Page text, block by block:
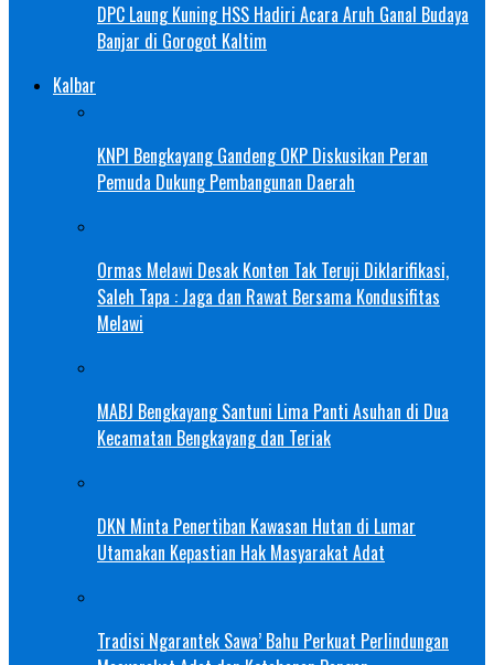
DPC Laung Kuning HSS Hadiri Acara Aruh Ganal Budaya
Banjar di Gorogot Kaltim
Kalbar
KNPI Bengkayang Gandeng OKP Diskusikan Peran
Pemuda Dukung Pembangunan Daerah
Ormas Melawi Desak Konten Tak Teruji Diklarifikasi,
Saleh Tapa : Jaga dan Rawat Bersama Kondusifitas
Melawi
MABJ Bengkayang Santuni Lima Panti Asuhan di Dua
Kecamatan Bengkayang dan Teriak
DKN Minta Penertiban Kawasan Hutan di Lumar
Utamakan Kepastian Hak Masyarakat Adat
Tradisi Ngarantek Sawa’ Bahu Perkuat Perlindungan